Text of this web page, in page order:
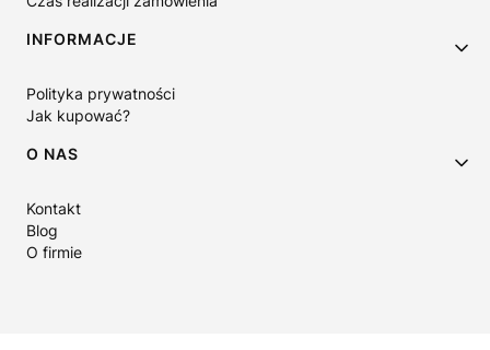
INFORMACJE
Polityka prywatności
Jak kupować?
O NAS
Kontakt
Blog
O firmie